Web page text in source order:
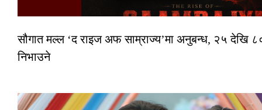
सौगात मल्ल ‘द राइज अफ साम्राज्य’मा अनुबन्ध, २५ देखि
निभाउने